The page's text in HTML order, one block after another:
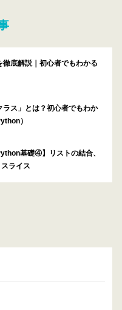
底解説｜初心者でもわかる
ラス」とは？初心者でもわか
）
基礎④】リストの結合、
スライス